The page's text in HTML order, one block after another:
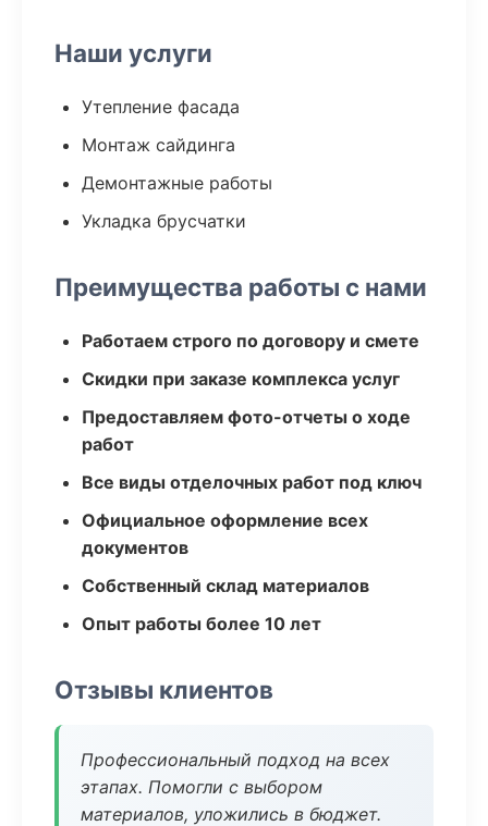
Наши услуги
Утепление фасада
Монтаж сайдинга
Демонтажные работы
Укладка брусчатки
Преимущества работы с нами
Работаем строго по договору и смете
Скидки при заказе комплекса услуг
Предоставляем фото-отчеты о ходе
работ
Все виды отделочных работ под ключ
Официальное оформление всех
документов
Собственный склад материалов
Опыт работы более 10 лет
Отзывы клиентов
Профессиональный подход на всех
этапах. Помогли с выбором
материалов, уложились в бюджет.